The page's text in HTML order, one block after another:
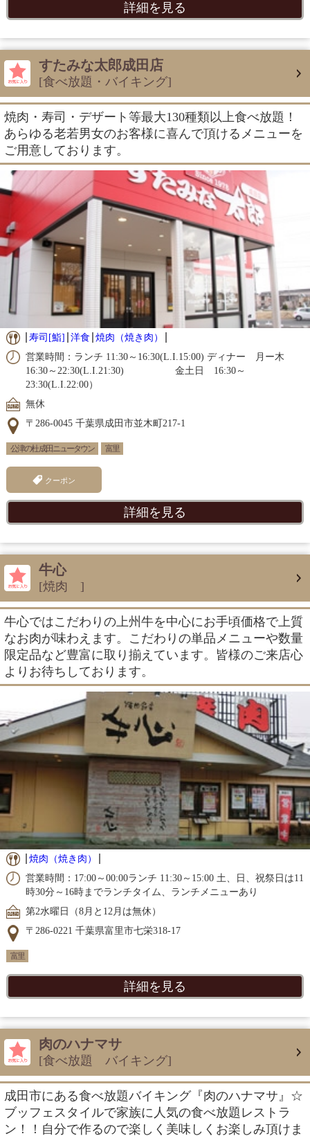
詳細を見る
すたみな太郎成田店
[食べ放題・バイキング]
焼肉・寿司・デザート等最大130種類以上食べ放題！
あらゆる老若男女のお客様に喜んで頂けるメニューを
ご用意しております。
寿司[鮨] 洋食 焼肉（焼き肉）
営業時間：ランチ 11:30～16:30(L.I.15:00) ディナー 月ー木
16:30～22:30(L.I.21:30) 金土日 16:30～
23:30(L.I.22:00）
無休
〒286-0045 千葉県成田市並木町217-1
公津の杜 成田ニュータウン 富里
クーポン
詳細を見る
牛心
[焼肉 ]
牛心ではこだわりの上州牛を中心にお手頃価格で上質
なお肉が味わえます。こだわりの単品メニューや数量
限定品など豊富に取り揃えています。皆様のご来店心
よりお待ちしております。
焼肉（焼き肉）
営業時間：17:00～00:00ランチ 11:30～15:00 土、日、祝祭日は11
時30分～16時までランチタイム、ランチメニューあり
第2水曜日（8月と12月は無休）
〒286-0221 千葉県富里市七栄318-17
富里
詳細を見る
肉のハナマサ
[食べ放題 バイキング]
成田市にある食べ放題バイキング『肉のハナマサ』☆
ブッフェスタイルで家族に人気の食べ放題レストラ
ン！！自分で作るので楽しく美味しくお楽しみ頂けま